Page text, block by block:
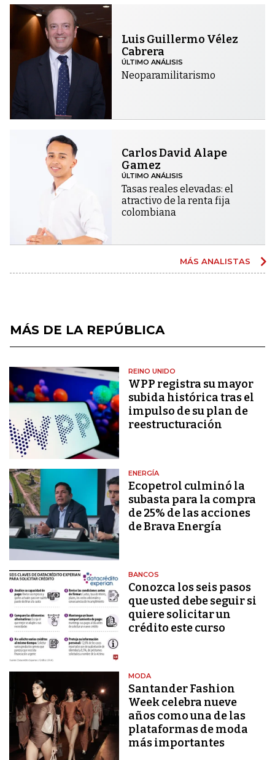
Luis Guillermo Vélez
Cabrera
ÚLTIMO ANÁLISIS
Neoparamilitarismo
Carlos David Alape
Gamez
ÚLTIMO ANÁLISIS
Tasas reales elevadas: el
atractivo de la renta fija
colombiana
MÁS ANALISTAS
MÁS DE LA REPÚBLICA
REINO UNIDO
WPP registra su mayor
subida histórica tras el
impulso de su plan de
reestructuración
ENERGÍA
Ecopetrol culminó la
subasta para la compra
de 25% de las acciones
de Brava Energía
BANCOS
Conozca los seis pasos
que usted debe seguir si
quiere solicitar un
crédito este curso
MODA
Santander Fashion
Week celebra nueve
años como una de las
plataformas de moda
más importantes